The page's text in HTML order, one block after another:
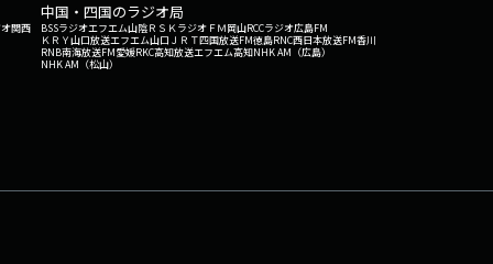
関西
中国・四国のラジオ局
BSSラジオエフエム山陰ＲＳＫラジオ ＦＭ岡山RCCラジオ広島FM
ＫＲＹ山口放送エフエム山口 ＪＲＴ四国放送FM徳島RNC西日本放送FM香川
RNB南海放送FM愛媛RKC高知放送エフエム高知NHK AM（広島）
NHK AM（松山）